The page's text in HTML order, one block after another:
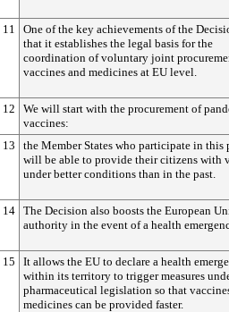
11
One of the key achievements of the
that it establishes the legal basis for the
coordination of voluntary joint
vaccines and medicines at EU level.
12
We will start with the procurement of
vaccines:
13
the Member States who participate in this
will be able to provide their citizens with
under better conditions than in the past.
14 The Decision also boosts the European
authority in the event of a health
15
It allows the EU to declare a health
within its territory to trigger measures
pharmaceutical legislation so that
medicines can be provided faster.